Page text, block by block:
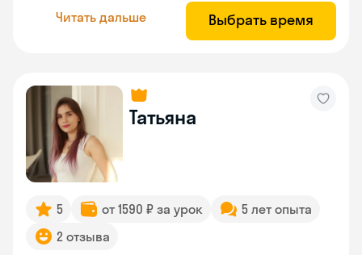
Читать дальше Выбрать время
Татьяна
5 от 1590 ₽ за урок
5 лет опыта
2 отзыва